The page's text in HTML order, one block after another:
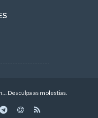
Desculpa as molestias.